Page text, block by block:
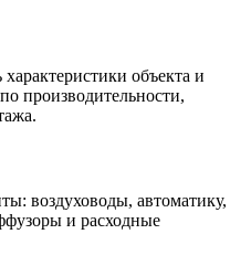
объекта и
производительности,
воздуховоды, автоматику,
и расходные